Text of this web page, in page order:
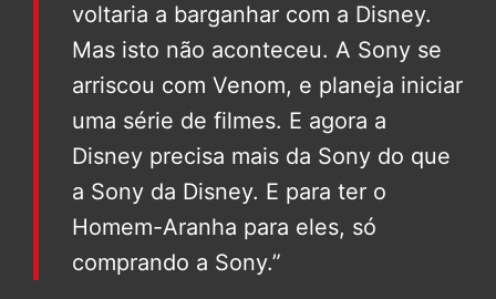
voltaria a barganhar com a Disney.
Mas isto não aconteceu. A Sony se
arriscou com Venom, e planeja iniciar
uma série de filmes. E agora a
Disney precisa mais da Sony do que
a Sony da Disney. E para ter o
Homem-Aranha para eles, só
comprando a Sony.”